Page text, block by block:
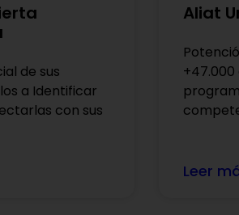
de sus
a Identificar
con sus
Aliat
Leer